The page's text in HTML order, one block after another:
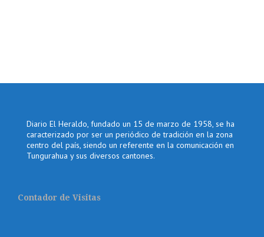
Diario El Heraldo, fundado un 15 de marzo de 1958, se ha
caracterizado por ser un periódico de tradición en la zona
centro del país, siendo un referente en la comunicación en
Tungurahua y sus diversos cantones.
Contador de Visitas